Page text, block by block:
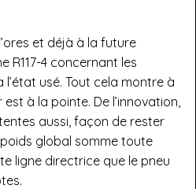
et déjà à la future
R117-4 concernant les
usé. Tout cela montre à
à la pointe. De l’innovation,
aussi, façon de rester
global somme toute
ligne directrice que le pneu